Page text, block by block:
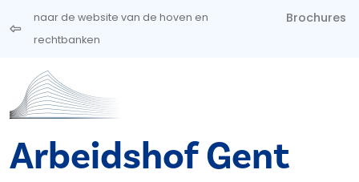
Overslaan en naar de inhoud gaan
naar de website van de hoven en
rechtbanken
Brochures
Arbeidshof Gent